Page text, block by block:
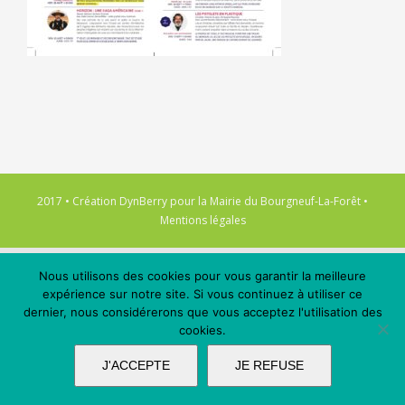
2017 • Création DynBerry pour la Mairie du Bourgneuf-La-Forêt •
Mentions légales
Nous utilisons des cookies pour vous garantir la meilleure
expérience sur notre site. Si vous continuez à utiliser ce
dernier, nous considérerons que vous acceptez l'utilisation des
cookies.
J'ACCEPTE JE REFUSE